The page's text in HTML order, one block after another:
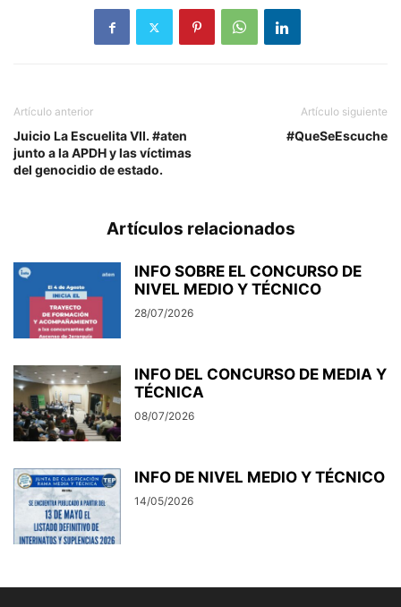
Artículo anterior
Juicio La Escuelita VII. #aten
junto a la APDH y las víctimas
del genocidio de estado.
Artículo siguiente
#QueSeEscuche
Artículos relacionados
INFO SOBRE EL CONCURSO DE
NIVEL MEDIO Y TÉCNICO
28/07/2026
INFO DEL CONCURSO DE MEDIA Y
TÉCNICA
08/07/2026
INFO DE NIVEL MEDIO Y TÉCNICO
14/05/2026